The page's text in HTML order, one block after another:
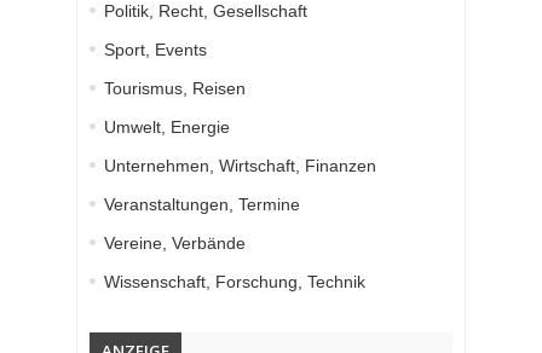
Politik, Recht, Gesellschaft
Sport, Events
Tourismus, Reisen
Umwelt, Energie
Unternehmen, Wirtschaft, Finanzen
Veranstaltungen, Termine
Vereine, Verbände
Wissenschaft, Forschung, Technik